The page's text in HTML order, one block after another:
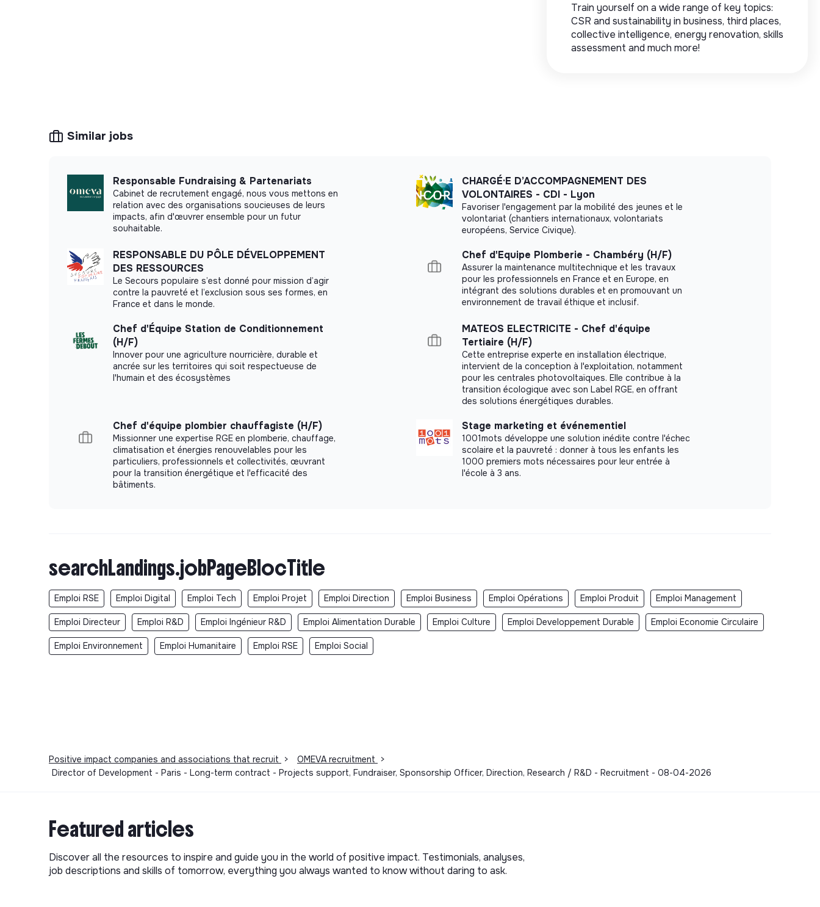
Train yourself on a wide range of key topics:
CSR and sustainability in business, third places,
collective intelligence, energy renovation, skills
assessment and much more!
Similar jobs
Responsable Fundraising & Partenariats
Cabinet de recrutement engagé, nous vous mettons en
relation avec des organisations soucieuses de leurs
impacts, afin d'œuvrer ensemble pour un futur
souhaitable.
CHARGÉ·E D’ACCOMPAGNEMENT DES
VOLONTAIRES - CDI - Lyon
Favoriser l'engagement par la mobilité des jeunes et le
volontariat (chantiers internationaux, volontariats
européens, Service Civique).
RESPONSABLE DU PÔLE DÉVELOPPEMENT
DES RESSOURCES
Le Secours populaire s’est donné pour mission d’agir
contre la pauvreté et l’exclusion sous ses formes, en
France et dans le monde.
Chef d'Equipe Plomberie - Chambéry (H/F)
Assurer la maintenance multitechnique et les travaux
pour les professionnels en France et en Europe, en
intégrant des solutions durables et en promouvant un
environnement de travail éthique et inclusif.
Chef d'Équipe Station de Conditionnement
(H/F)
Innover pour une agriculture nourricière, durable et
ancrée sur les territoires qui soit respectueuse de
l'humain et des écosystèmes
MATEOS ELECTRICITE - Chef d'équipe
Tertiaire (H/F)
Cette entreprise experte en installation électrique,
intervient de la conception à l'exploitation, notamment
pour les centrales photovoltaïques. Elle contribue à la
transition écologique avec son Label RGE, en offrant
des solutions énergétiques durables.
Chef d'équipe plombier chauffagiste (H/F)
Missionner une expertise RGE en plomberie, chauffage,
climatisation et énergies renouvelables pour les
particuliers, professionnels et collectivités, œuvrant
pour la transition énergétique et l'efficacité des
bâtiments.
Stage marketing et événementiel
1001mots développe une solution inédite contre l'échec
scolaire et la pauvreté : donner à tous les enfants les
1000 premiers mots nécessaires pour leur entrée à
l'école à 3 ans.
searchLandings.jobPageBlocTitle
Emploi RSE Emploi Digital Emploi Tech Emploi Projet Emploi Direction Emploi Business Emploi Opérations Emploi Produit Emploi Management
Emploi Directeur Emploi R&D Emploi Ingénieur R&D Emploi Alimentation Durable Emploi Culture Emploi Developpement Durable Emploi Economie Circulaire
Emploi Environnement Emploi Humanitaire Emploi RSE Emploi Social
Positive impact companies and associations that recruit > OMEVA recruitment
>
Director of Development - Paris - Long-term contract - Projects support, Fundraiser, Sponsorship Officer, Direction, Research / R&D - Recruitment - 08-04-2026
Featured articles
Discover all the resources to inspire and guide you in the world of positive impact. Testimonials, analyses,
job descriptions and skills of tomorrow, everything you always wanted to know without daring to ask.